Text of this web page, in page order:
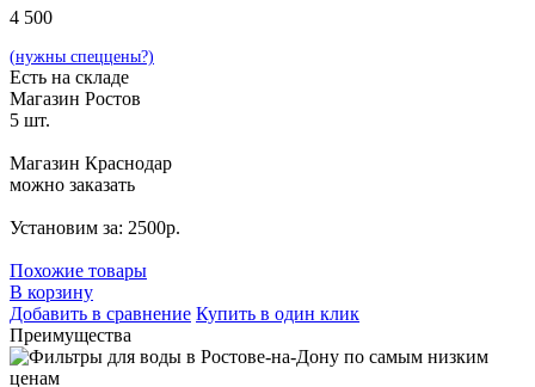
4 500
(нужны спеццены?)
Есть на складе
Магазин Ростов
5 шт.
Магазин Краснодар
можно заказать
Установим за: 2500р.
Похожие товары
В корзину
Добавить в сравнение Купить в один клик
Преимущества